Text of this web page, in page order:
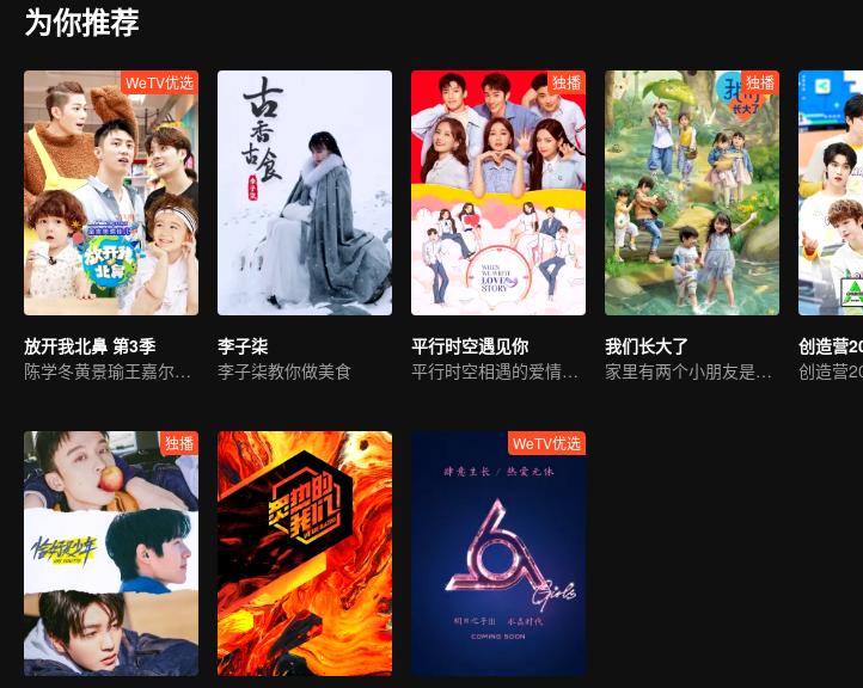
为你推荐
WeTV优选
放开我北鼻 第3季
陈学冬黄景瑜王嘉尔暖萌带娃
李子柒
李子柒教你做美食
独播
平行时空遇见你
平行时空相遇的爱情故事
独播
我们长大了
家里有两个小朋友是什么感受
创造营
创造营
独播 WeTV优选